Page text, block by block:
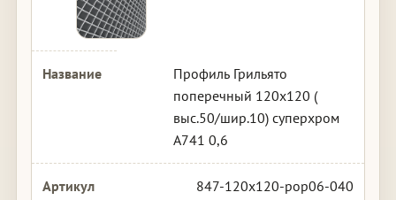
Профиль Грильято
поперечный 120х120 (
выс.50/шир.10) суперхром
А741 0,6
847-120x120-pop06-040